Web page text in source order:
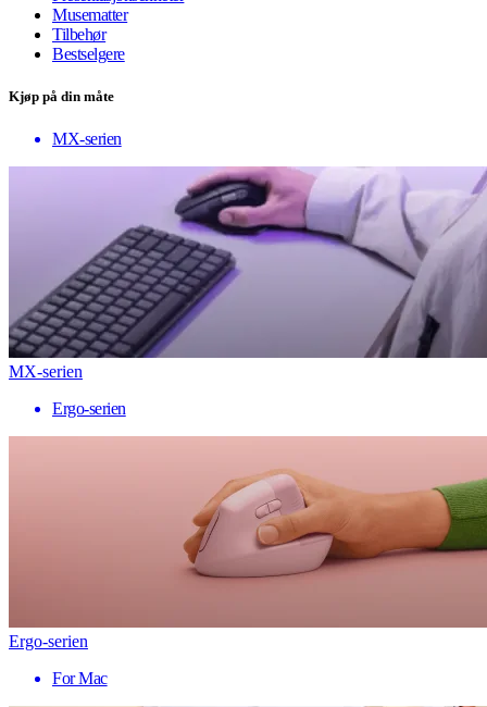
Musematter
Tilbehør
Bestselgere
Kjøp på din måte
MX-serien
MX-serien
Ergo-serien
Ergo-serien
For Mac